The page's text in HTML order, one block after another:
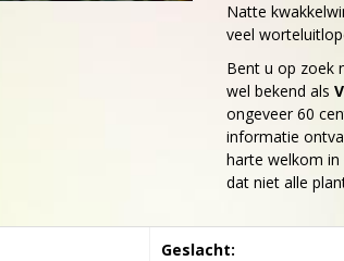
Natte
veel
Bent u op zoek
wel bekend als
ongeveer 60
informatie
harte welkom
dat niet alle
Geslacht: